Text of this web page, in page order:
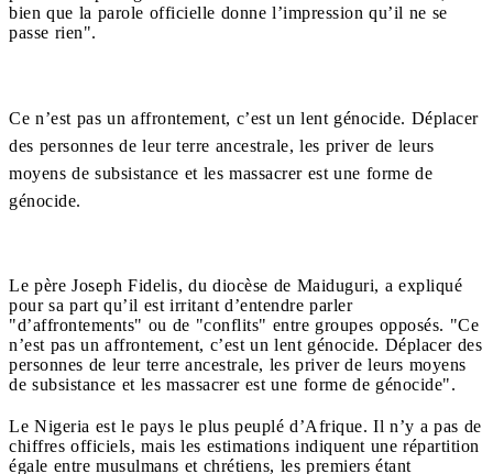
bien que la parole officielle donne l’impression qu’il ne se
passe rien".
Ce n’est pas un affrontement, c’est un lent génocide. Déplacer
des personnes de leur terre ancestrale, les priver de leurs
moyens de subsistance et les massacrer est une forme de
génocide.
Le père Joseph Fidelis, du diocèse de Maiduguri, a expliqué
pour sa part qu’il est irritant d’entendre parler
"d’affrontements" ou de "conflits" entre groupes opposés. "Ce
n’est pas un affrontement, c’est un lent génocide. Déplacer des
personnes de leur terre ancestrale, les priver de leurs moyens
de subsistance et les massacrer est une forme de génocide".
Le Nigeria est le pays le plus peuplé d’Afrique. Il n’y a pas de
chiffres officiels, mais les estimations indiquent une répartition
égale entre musulmans et chrétiens, les premiers étant